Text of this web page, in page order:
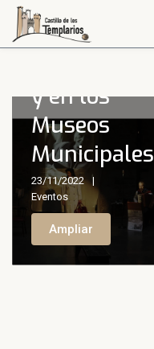
música y
libros en
y en los
Museos
Municipales
23/11/2022
Eventos
Ampliar